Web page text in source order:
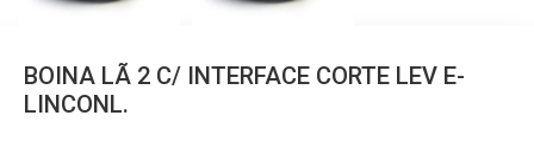
BOINA LÃ 2 C/ INTERFACE CORTE LEV E-
LINCONL.